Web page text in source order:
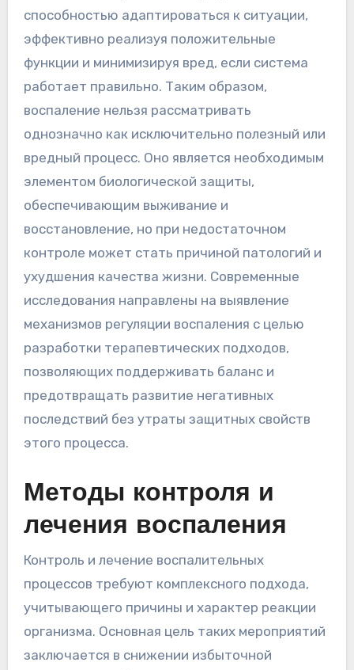
способностью адаптироваться к ситуации,
эффективно реализуя положительные
функции и минимизируя вред, если система
работает правильно. Таким образом,
воспаление нельзя рассматривать
однозначно как исключительно полезный или
вредный процесс. Оно является необходимым
элементом биологической защиты,
обеспечивающим выживание и
восстановление, но при недостаточном
контроле может стать причиной патологий и
ухудшения качества жизни. Современные
исследования направлены на выявление
механизмов регуляции воспаления с целью
разработки терапевтических подходов,
позволяющих поддерживать баланс и
предотвращать развитие негативных
последствий без утраты защитных свойств
этого процесса.
Методы контроля и
лечения воспаления
Контроль и лечение воспалительных
процессов требуют комплексного подхода,
учитывающего причины и характер реакции
организма. Основная цель таких мероприятий
заключается в снижении избыточной